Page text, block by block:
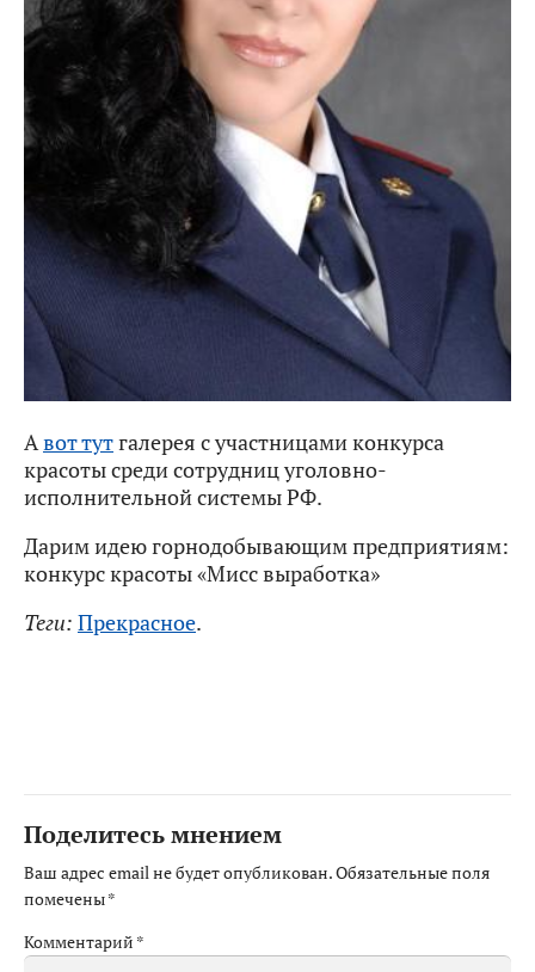
Авот тутгалерея с участницами конкурса
красоты среди сотрудниц уголовно-
исполнительной системы РФ.
Дарим идею горнодобывающим предприятиям:
конкурс красоты «Мисс выработка»
Теги: Прекрасное.
Поделитесь мнением
Ваш адрес email не будет опубликован.Обязательные поля
помечены*
Комментарий *